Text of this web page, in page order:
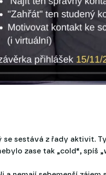
sestává z řady aktivit.
zase tak „cold“, spíš